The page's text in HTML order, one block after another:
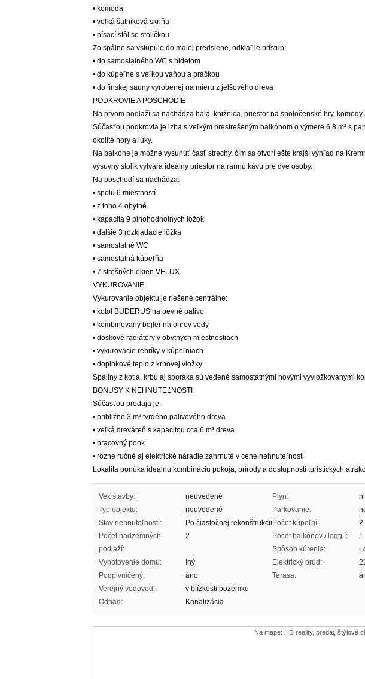
• komoda
• veľká šatníková skriňa
• písací stôl so stoličkou
Zo spálne sa vstupuje do malej predsiene, odkiaľ je prístup:
• do samostatného WC s bidetom
• do kúpeľne s veľkou vaňou a práčkou
• do fínskej sauny vyrobenej na mieru z jelšového dreva
PODKROVIE A POSCHODIE
Na prvom podlaží sa nachádza hala, knižnica, priestor na spoločenské hry, komody
Súčasťou podkrovia je izba s veľkým prestrešeným balkónom o výmere 6,8 m² s
okolité hory a lúky.
Na balkóne je možné vysunúť časť strechy, čím sa otvorí ešte krajší výhľad na
výsuvný stolík vytvára ideálny priestor na rannú kávu pre dve osoby.
Na poschodí sa nachádza:
• spolu 6 miestností
• z toho 4 obytné
• kapacita 9 plnohodnotných lôžok
• ďalšie 3 rozkladacie lôžka
• samostatné WC
• samostatná kúpeľňa
• 7 strešných okien VELUX
VYKUROVANIE
Vykurovanie objektu je riešené centrálne:
• kotol BUDERUS na pevné palivo
• kombinovaný bojler na ohrev vody
• doskové radiátory v obytných miestnostiach
• vykurovacie rebríky v kúpeľniach
• doplnkové teplo z krbovej vložky
Spaliny z kotla, krbu aj sporáka sú vedené samostatnými novými vyvložkovanými
BONUSY K NEHNUTEĽNOSTI
Súčasťou predaja je:
• približne 3 m³ tvrdého palivového dreva
• veľká dreváreň s kapacitou cca 6 m³ dreva
• pracovný ponk
• rôzne ručné aj elektrické náradie zahrnuté v cene nehnuteľnosti
Lokalita ponúka ideálnu kombináciu pokoja, prírody a dostupnosti turistických
Vek stavby:
neuvedené
Typ objektu:
neuvedené
Stav nehnuteľnosti:
Po čiastočnej rekonštrukcii
Počet nadzemných
podlaží:
2
Vyhotovenie domu:
Iný
Podpivničený:
áno
Verejný vodovod:
v blízkosti pozemku
Odpad:
Kanalizácia
Plyn:
Parkovanie:
Počet kúpeľní:
2
Počet balkónov / loggií:
1
Spôsob kúrenia:
Elektrický prúd:
Terasa:
Na mape: HD reality, predaj, štýlová